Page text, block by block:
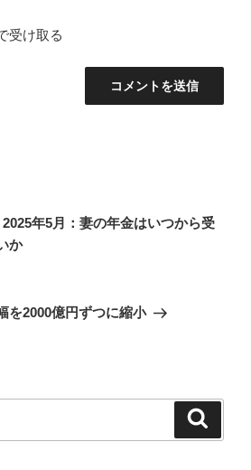
受け取る
年5月：妻の年金はいつから受
か
を2000億円ずつに縮小